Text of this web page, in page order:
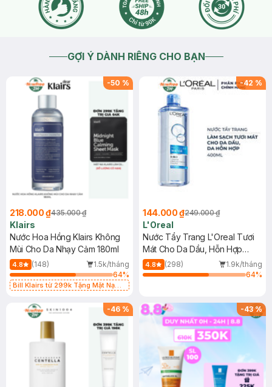
GỢI Ý DÀNH RIÊNG CHO BẠN
-50 %
218.000 ₫435.000 ₫
Klairs
Nước Hoa Hồng Klairs Không
Mùi Cho Da Nhạy Cảm 180ml
4.8 (148)
1.5k/tháng
64%
Bill Klairs từ 299k Tặng Mặt Nạ
25ml (SL Có Hạn)
-42 %
144.000 ₫249.000 ₫
L'Oreal
Nước Tẩy Trang L'Oreal Tươi
Mát Cho Da Dầu, Hỗn Hợp
400ml
4.8 (298)
1.9k/tháng
64%
-46 % -43%